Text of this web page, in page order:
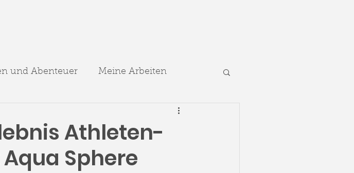
und Abenteuer Meine Arbeiten
Athleten-
Sphere